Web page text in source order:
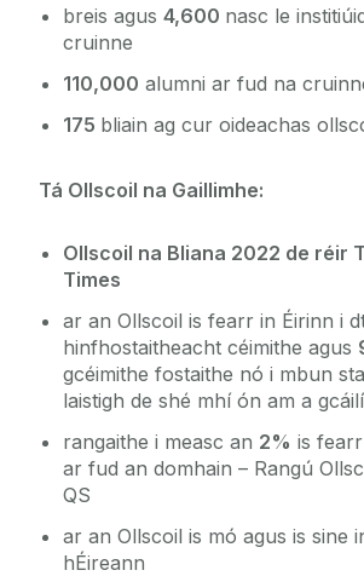
breis agus 4,600 nasc le
cruinne
110,000 alumni ar fud na
175 bliain ag cur oideachas
Tá Ollscoil na Gaillimhe:
Ollscoil na Bliana 2022 de réir
Times
ar an Ollscoil is fearr in Éirinn i
hinfhostaitheacht céimithe agus
gcéimithe fostaithe nó i mbun
laistigh de shé mhí ón am a
rangaithe i measc an 2% is fearr
ar fud an domhain – Rangú
QS
ar an Ollscoil is mó agus is sine
hÉireann